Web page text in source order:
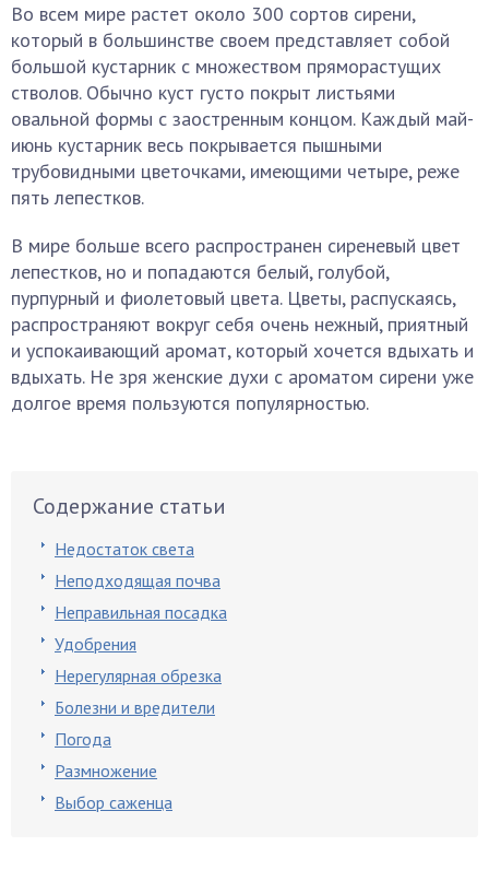
Во всем мире растет около 300 сортов сирени,
который в большинстве своем представляет собой
большой кустарник с множеством пряморастущих
стволов. Обычно куст густо покрыт листьями
овальной формы с заостренным концом. Каждый май-
июнь кустарник весь покрывается пышными
трубовидными цветочками, имеющими четыре, реже
пять лепестков.
В мире больше всего распространен сиреневый цвет
лепестков, но и попадаются белый, голубой,
пурпурный и фиолетовый цвета. Цветы, распускаясь,
распространяют вокруг себя очень нежный, приятный
и успокаивающий аромат, который хочется вдыхать и
вдыхать. Не зря женские духи с ароматом сирени уже
долгое время пользуются популярностью.
Содержание статьи
Недостаток света
Неподходящая почва
Неправильная посадка
Удобрения
Нерегулярная обрезка
Болезни и вредители
Погода
Размножение
Выбор саженца